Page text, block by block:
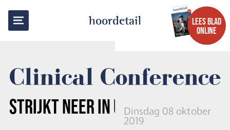
hoordetail
LEES BLAD
ONLINE
Clinical Conference
STRIJKT NEER IN UTRECHT
Dinsdag 08 oktober
2019
TERUG NAAR OVERZICHT